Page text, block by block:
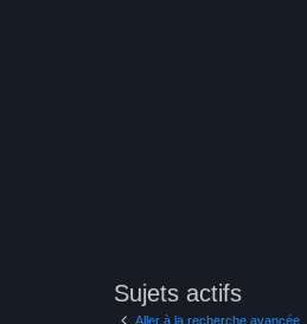
Sujets actifs
Aller à la recherche avancée